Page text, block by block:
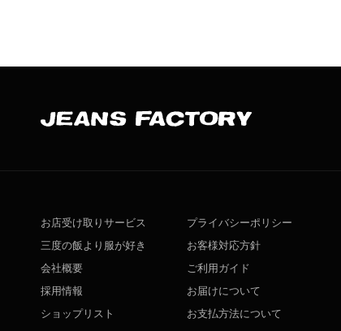
お店受け取りサービス
三度の飯より服が好き
会社概要
採用情報
ショップリスト
プライバシーポリシー
お客様対応方針
ご利用ガイド
お届けについて
お支払方法について